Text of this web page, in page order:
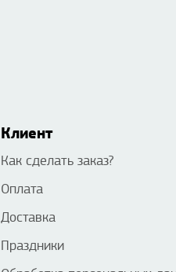
Клиент
Как сделать заказ?
Оплата
Доставка
Праздники